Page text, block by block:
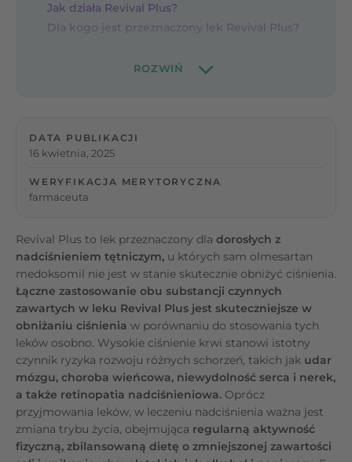
Jak działa Revival Plus?
Dla kogo jest przeznaczony lek Revival Plus?
DATA PUBLIKACJI
16 kwietnia, 2025
WERYFIKACJA MERYTORYCZNA
farmaceuta
Revival Plus to lek przeznaczony dla dorosłych z
nadciśnieniem tętniczym, u których sam olmesartan
medoksomil nie jest w stanie skutecznie obniżyć ciśnienia.
Łączne zastosowanie obu substancji czynnych
zawartych w leku Revival Plus jest skuteczniejsze w
obniżaniu ciśnienia w porównaniu do stosowania tych
leków osobno. Wysokie ciśnienie krwi stanowi istotny
czynnik ryzyka rozwoju różnych schorzeń, takich jak udar
mózgu, choroba wieńcowa, niewydolność serca i nerek,
a także retinopatia nadciśnieniowa. Oprócz
przyjmowania leków, w leczeniu nadciśnienia ważna jest
zmiana trybu życia, obejmująca regularną aktywność
fizyczną, zbilansowaną dietę o zmniejszonej zawartości